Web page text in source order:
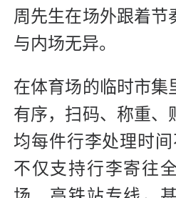
周先生在场外跟着节
与内场无异。
在体育场的临时市集
有序，扫码、称重、
均每件行李处理时
不仅支持行李寄往